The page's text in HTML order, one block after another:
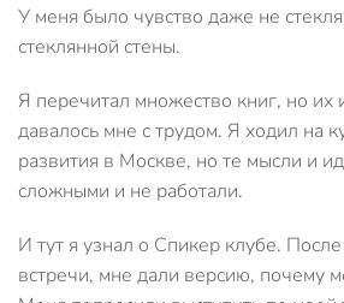
У меня было чувство даже не
стеклянной стены.
Я перечитал множество книг, но их
давалось мне с трудом. Я ходил на
развития в Москве, но те мысли и
сложными и не работали.
И тут я узнал о Спикер клубе.
встречи, мне дали версию, почему